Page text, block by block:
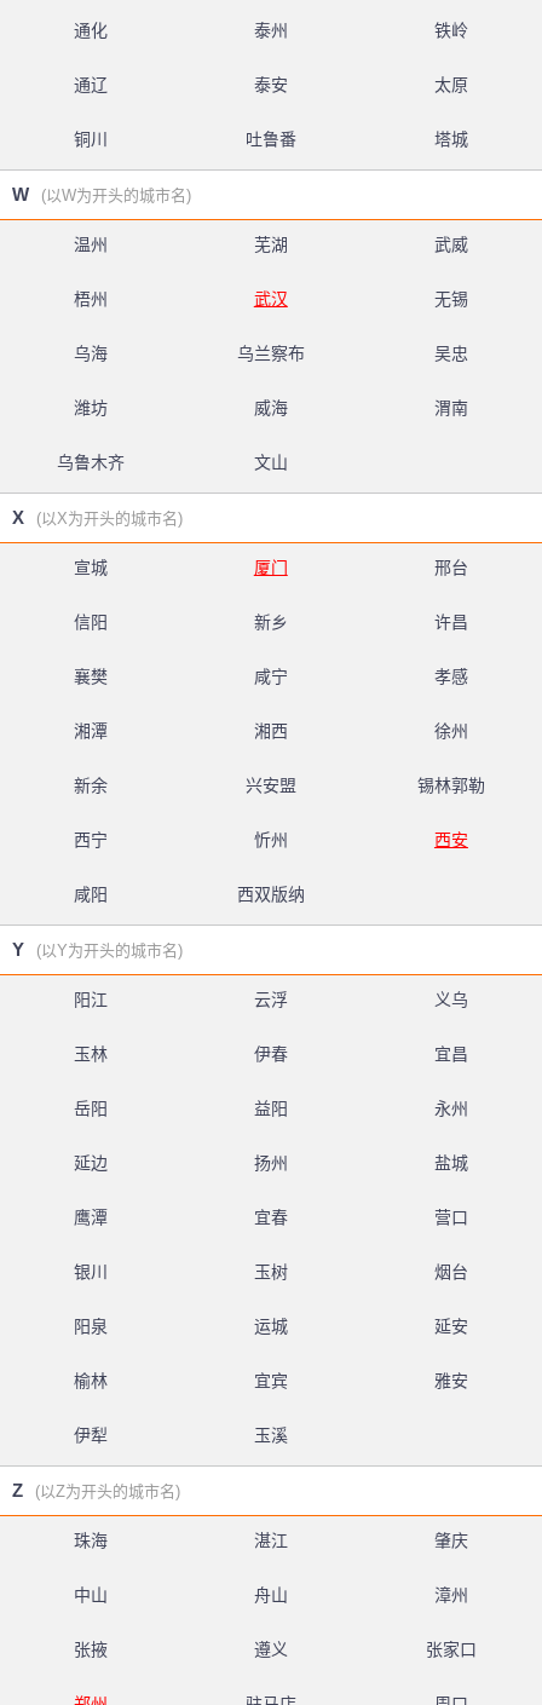
通化 泰州 铁岭
通辽 泰安 太原
铜川 吐鲁番 塔城
W (以W为开头的城市名)
温州 芜湖 武威
梧州 武汉 无锡
乌海 乌兰察布 吴忠
潍坊 威海 渭南
乌鲁木齐 文山
X (以X为开头的城市名)
宣城 厦门 邢台
信阳 新乡 许昌
襄樊 咸宁 孝感
湘潭 湘西 徐州
新余 兴安盟 锡林郭勒
西宁 忻州 西安
咸阳 西双版纳
Y (以Y为开头的城市名)
阳江 云浮 义乌
玉林 伊春 宜昌
岳阳 益阳 永州
延边 扬州 盐城
鹰潭 宜春 营口
银川 玉树 烟台
阳泉 运城 延安
榆林 宜宾 雅安
伊犁 玉溪
Z (以Z为开头的城市名)
珠海 湛江 肇庆
中山 舟山 漳州
张掖 遵义 张家口